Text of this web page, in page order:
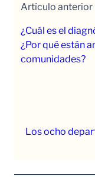
Artículo anterior
¿Cuál es el
¿Por qué están
comunidades?
Los ocho